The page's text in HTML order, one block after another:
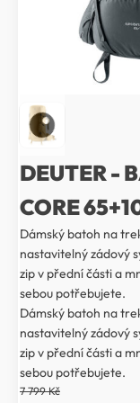
DEUTER -
CORE
Dámský batoh na
nastavitelný zádový
zip v přední části a
sebou potřebujete.
Dámský batoh na
nastavitelný zádový
zip v přední části a
sebou potřebujete.
7 799Kč